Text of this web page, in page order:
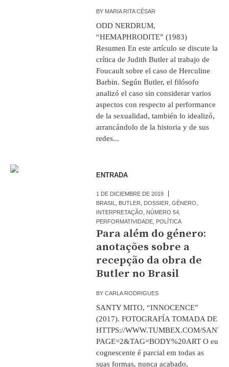
BY MARIA RITA CÉSAR
ODD NERDRUM,
“HEMAPHRODITE” (1983)
Resumen En este artículo se discute la
crítica de Judith Butler al trabajo de
Foucault sobre el caso de Herculine
Barbin. Según Butler, el filósofo
analizó el caso sin considerar varios
aspectos con respecto al performance
de la sexualidad, también lo idealizó,
arrancándolo de la historia y de sus
redes...
ENTRADA
1 DE DICIEMBRE DE 2019
BRASIL
BUTLER DOSSIER ,GÉNERO
INTERPRETAÇÃO
NÚMERO 54
PERFORMATIVIDADE POLÍTICA
Para além do género:
anotações sobre a
recepção da obra de
Butler no Brasil
BYCARLA RODRIGUES
SANTY MITO, “INNOCENCE”
(2017). FOTOGRAFÍA TOMADA DE
HTTPS://WWW.TUMBEX.COM/
PAGE=2&TAG=BODY%20ART O eu
cognescente é parcial em todas as
suas formas, nunca acabado,